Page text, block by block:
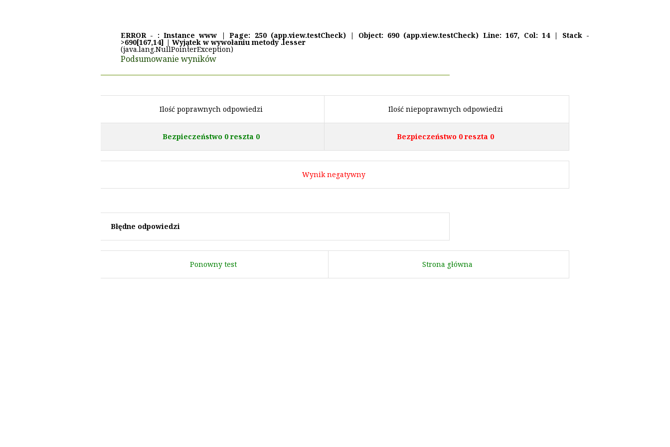
ERROR - : Instance www | Page: 250 (app.view.testCheck) | Object: 690 (app.view.testCheck) Line: 167, Col: 14 | Stack -
>690[167,14] | Wyjątek w wywołaniu metody .lesser
(java.lang.NullPointerException)
Podsumowanie wyników
Ilość poprawnych odpowiedzi Ilość niepoprawnych odpowiedzi
Bezpieczeństwo 0 reszta 0 Bezpieczeństwo 0 reszta 0
Wynik negatywny
Błędne odpowiedzi
Ponowny test Strona główna